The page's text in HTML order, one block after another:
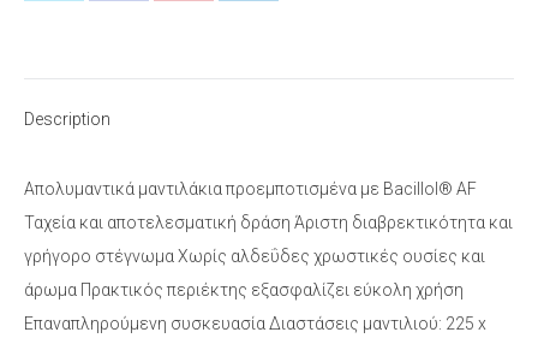
Description
Απολυμαντικά μαντιλάκια προεμποτισμένα με Bacillol® AF
Ταχεία και αποτελεσματική δράση Άριστη διαβρεκτικότητα και
γρήγορο στέγνωμα Χωρίς αλδεΰδες χρωστικές ουσίες και
άρωμα Πρακτικός περιέκτης εξασφαλίζει εύκολη χρήση
Επαναπληρούμενη συσκευασία Διαστάσεις μαντιλιού: 225 x